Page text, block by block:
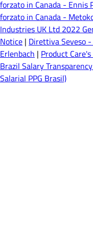
forzato in Canada - Ennis
forzato in Canada -
Industries UK Ltd 2022
Notice | Direttiva Seveso
Erlenbach | Product
Brazil Salary
Salarial PPG Brasil)